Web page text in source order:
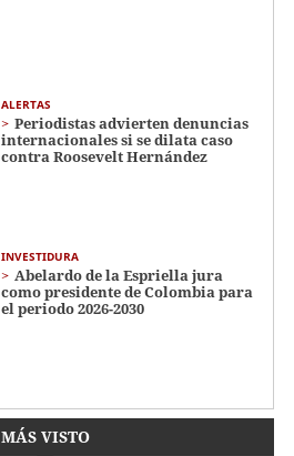
ALERTAS
Periodistas advierten denuncias
internacionales si se dilata caso
contra Roosevelt Hernández
INVESTIDURA
Abelardo de la Espriella jura
como presidente de Colombia para
el periodo 2026-2030
MÁS VISTO